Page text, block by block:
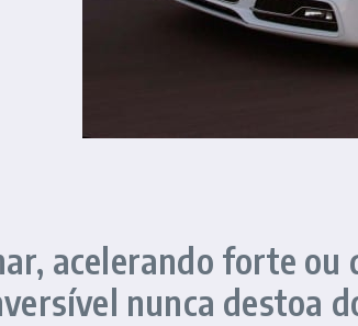
acelerando forte ou
nunca destoa